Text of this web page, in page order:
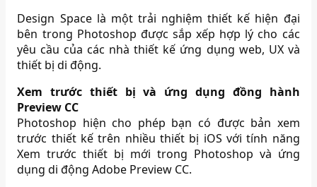
Design Space là một trải nghiệm thiết kế hiện đại
bên trong Photoshop được sắp xếp hợp lý cho các
yêu cầu của các nhà thiết kế ứng dụng web, UX và
thiết bị di động.
Xem trước thiết bị và ứng dụng đồng hành
Preview CC
Photoshop hiện cho phép bạn có được bản xem
trước thiết kế trên nhiều thiết bị iOS với tính năng
Xem trước thiết bị mới trong Photoshop và ứng
dụng di động Adobe Preview CC.